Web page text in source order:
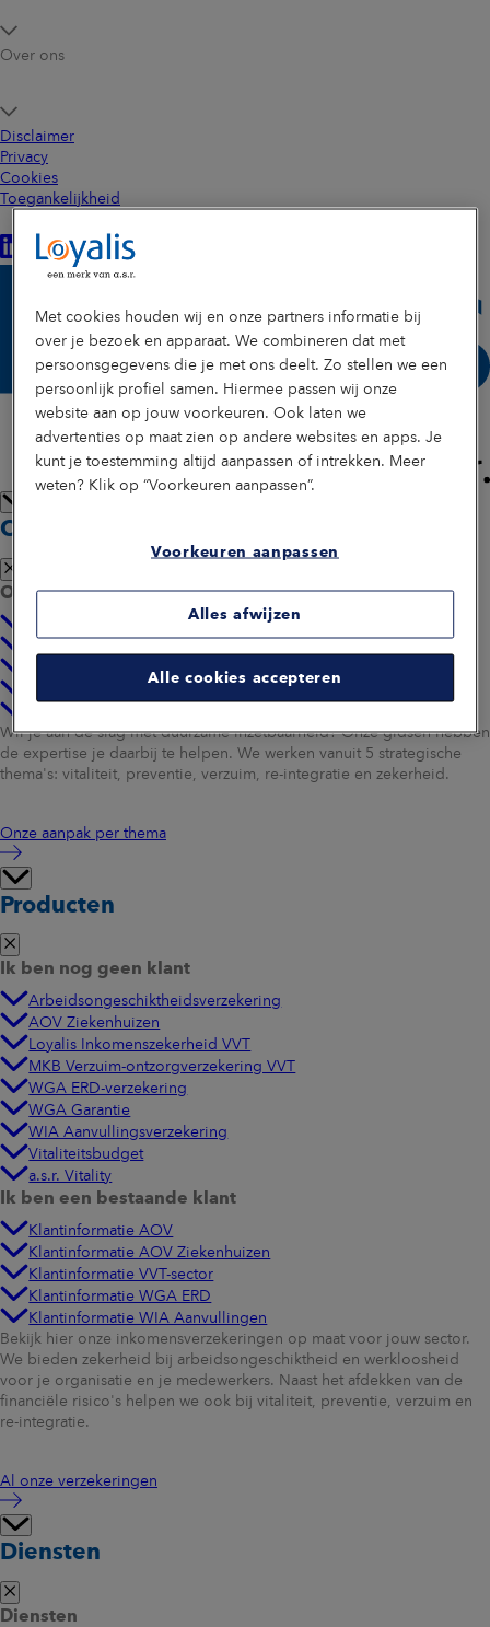
Over ons
Disclaimer
Privacy
Cookies
Toegankelijkheid
Onze aanpak
Onze aanpak per thema
Wil je aan de slag met duurzame inzetbaarheid? Onze gidsen hebben
de expertise je daarbij te helpen. We werken vanuit 5 strategische
thema's: vitaliteit, preventie, verzuim, re-integratie en zekerheid.
Onze aanpak per thema
Producten
Ik ben nog geen klant
Arbeidsongeschiktheidsverzekering
AOV Ziekenhuizen
Loyalis Inkomenszekerheid VVT
MKB Verzuim-ontzorgverzekering VVT
WGA ERD-verzekering
WGA Garantie
WIA Aanvullingsverzekering
Vitaliteitsbudget
a.s.r. Vitality
Ik ben een bestaande klant
Klantinformatie AOV
Klantinformatie AOV Ziekenhuizen
Klantinformatie VVT-sector
Klantinformatie WGA ERD
Klantinformatie WIA Aanvullingen
Bekijk hier onze inkomensverzekeringen op maat voor jouw sector.
We bieden zekerheid bij arbeidsongeschiktheid en werkloosheid
voor je organisatie en je medewerkers. Naast het afdekken van de
financiële risico's helpen we ook bij vitaliteit, preventie, verzuim en
re-integratie.
Al onze verzekeringen
Diensten
Diensten
Met cookies houden wij en onze partners informatie bij
over je bezoek en apparaat. We combineren dat met
persoonsgegevens die je met ons deelt. Zo stellen we een
persoonlijk profiel samen. Hiermee passen wij onze
website aan op jouw voorkeuren. Ook laten we
advertenties op maat zien op andere websites en apps. Je
kunt je toestemming altijd aanpassen of intrekken. Meer
weten? Klik op “Voorkeuren aanpassen”.
Voorkeuren aanpassen
Alles afwijzen
Alle cookies accepteren